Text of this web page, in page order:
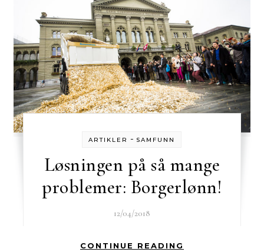
ARTIKLER - SAMFUNN
Løsningen på så mange
problemer: Borgerlønn!
12/04/2018
CONTINUE READING